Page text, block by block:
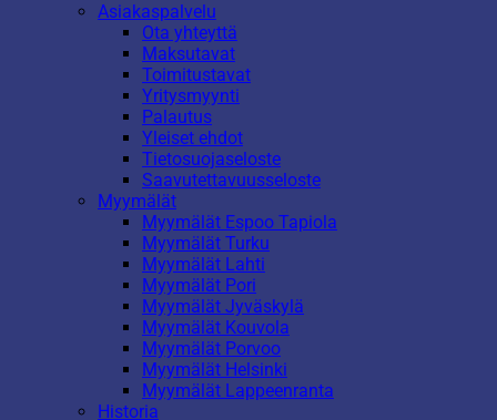
Asiakaspalvelu
Ota yhteyttä
Maksutavat
Toimitustavat
Yritysmyynti
Palautus
Yleiset ehdot
Tietosuojaseloste
Saavutettavuusseloste
Myymälät
Myymälät Espoo Tapiola
Myymälät Turku
Myymälät Lahti
Myymälät Pori
Myymälät Jyväskylä
Myymälät Kouvola
Myymälät Porvoo
Myymälät Helsinki
Myymälät Lappeenranta
Historia